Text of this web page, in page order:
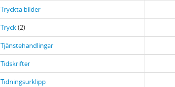
Tryckta bilder
Tryck(2)
Tjänstehandlingar
Tidskrifter
Tidningsurklipp